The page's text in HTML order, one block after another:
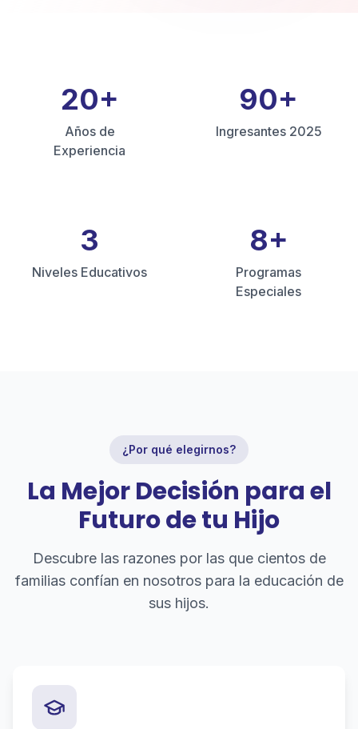
20+
Años de
Experiencia
90+
Ingresantes 2025
3
Niveles Educativos
8+
Programas
Especiales
¿Por qué elegirnos?
La Mejor Decisión para el
Futuro de tu Hijo
Descubre las razones por las que cientos de
familias confían en nosotros para la educación de
sus hijos.